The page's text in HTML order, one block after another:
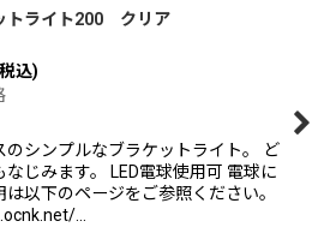
トライト200 クリア
込)
のシンプルなブラケットライト。 ど
なじみます。 LED電球使用可 電球に
は以下のページをご参照ください。
…